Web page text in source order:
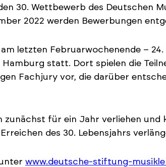
30. Wettbewerb des Deutschen
2022 werden Bewerbungen
letzten Februarwochenende –
statt. Dort spielen die
Fachjury vor, die darüber
zunächst für ein Jahr verliehen und
des 30. Lebensjahrs
www.deutsche-stiftung-